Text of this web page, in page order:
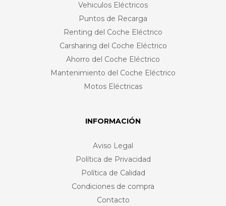
Vehiculos Eléctricos
Puntos de Recarga
Renting del Coche Eléctrico
Carsharing del Coche Eléctrico
Ahorro del Coche Eléctrico
Mantenimiento del Coche Eléctrico
Motos Eléctricas
INFORMACIÓN
Aviso Legal
Política de Privacidad
Política de Calidad
Condiciones de compra
Contacto